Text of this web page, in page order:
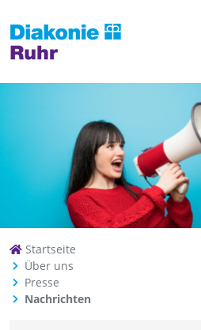
Startseite
Über uns
Presse
Nachrichten